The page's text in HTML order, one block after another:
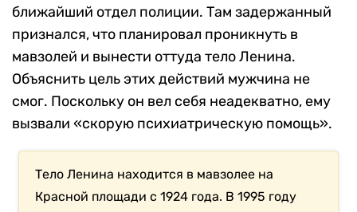
ближайший отдел полиции. Там задержанный
признался, что планировал проникнуть в
мавзолей и вынести оттуда тело Ленина.
Объяснить цель этих действий мужчина не
смог. Поскольку он вел себя неадекватно, ему
вызвали «скорую психиатрическую помощь».
Тело Ленина находится в мавзолее на
Красной площади с 1924 года. В 1995 году